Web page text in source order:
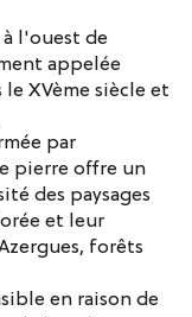
l'ouest de
appelée
XVème siècle et
par
pierre offre un
des paysages
et leur
forêts
en raison de